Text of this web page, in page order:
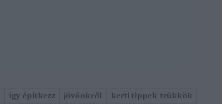
így építkezz jövőnkről kerti tippek-trükkök